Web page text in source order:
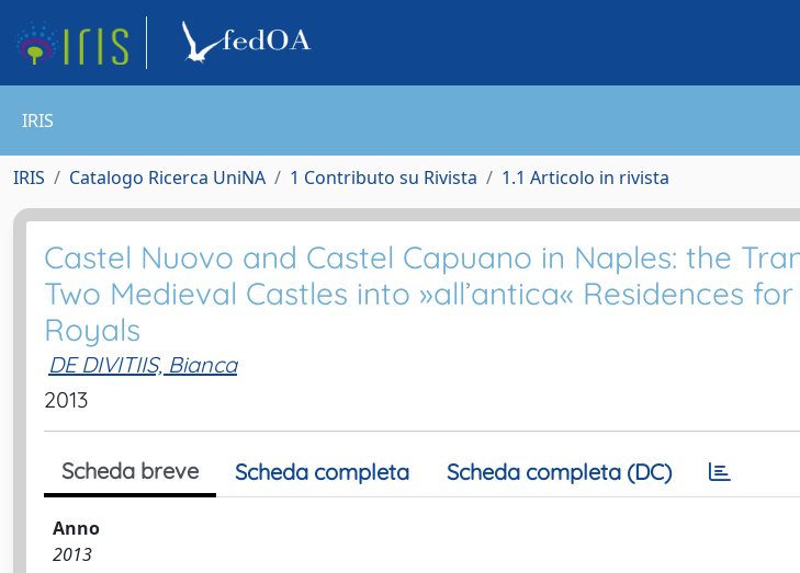
IRIS
IRIS Catalogo Ricerca UniNA 1 Contributo su Rivista 1.1 Articolo in rivista
Castel Nuovo and Castel Capuano in Naples: the
Two Medieval Castles into »all’antica« Residences
Royals
DE DIVITIIS, Bianca
2013
Scheda breve Scheda completa Scheda completa (DC)
Anno
2013